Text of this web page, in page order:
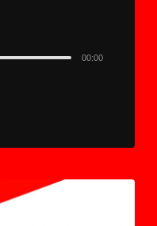
00:00